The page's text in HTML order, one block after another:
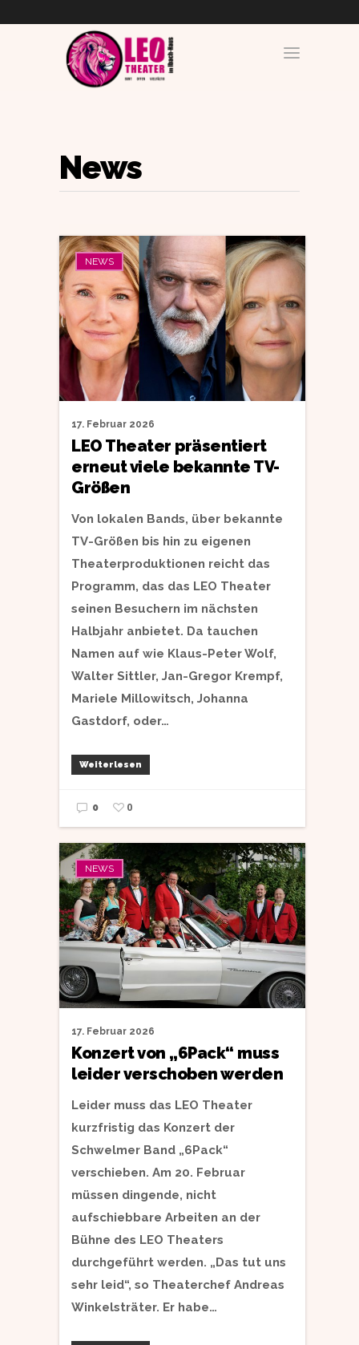
News
NEWS
17. Februar 2026
LEO Theater präsentiert
erneut viele bekannte TV-
Größen
Von lokalen Bands, über bekannte
TV-Größen bis hin zu eigenen
Theaterproduktionen reicht das
Programm, das das LEO Theater
seinen Besuchern im nächsten
Halbjahr anbietet. Da tauchen
Namen auf wie Klaus-Peter Wolf,
Walter Sittler, Jan-Gregor Krempf,
Mariele Millowitsch, Johanna
Gastdorf, oder…
Weiterlesen
0 0
NEWS
17. Februar 2026
Konzert von „6Pack“ muss
leider verschoben werden
Leider muss das LEO Theater
kurzfristig das Konzert der
Schwelmer Band „6Pack“
verschieben. Am 20. Februar
müssen dingende, nicht
aufschiebbare Arbeiten an der
Bühne des LEO Theaters
durchgeführt werden. „Das tut uns
sehr leid“, so Theaterchef Andreas
Winkelsträter. Er habe…